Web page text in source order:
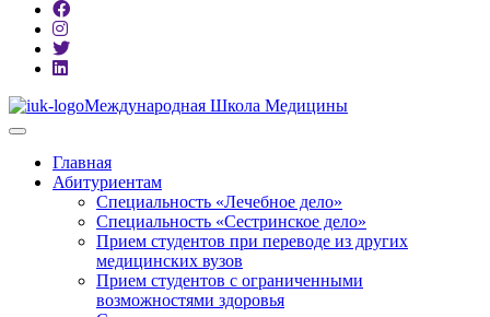
Международная Школа Медицины
Главная
Абитуриентам
Специальность «Лечебное дело»
Специальность «Сестринское дело»
Прием студентов при переводе из других
медицинских вузов
Прием студентов с ограниченными
возможностями здоровья